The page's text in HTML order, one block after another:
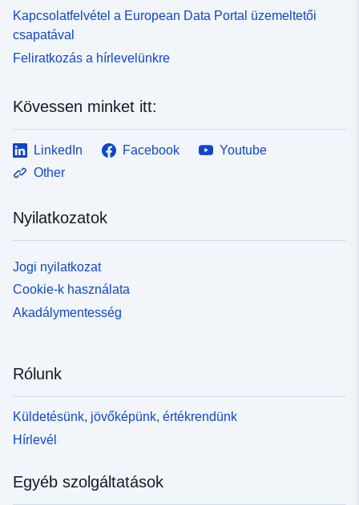
Kapcsolatfelvétel a European Data Portal üzemeltetői
csapatával
Feliratkozás a hírlevelünkre
Kövessen minket itt:
LinkedIn Facebook
Youtube
Other
Nyilatkozatok
Jogi nyilatkozat
Cookie-k használata
Akadálymentesség
Rólunk
Küldetésünk, jövőképünk, értékrendünk
Hírlevél
Egyéb szolgáltatások